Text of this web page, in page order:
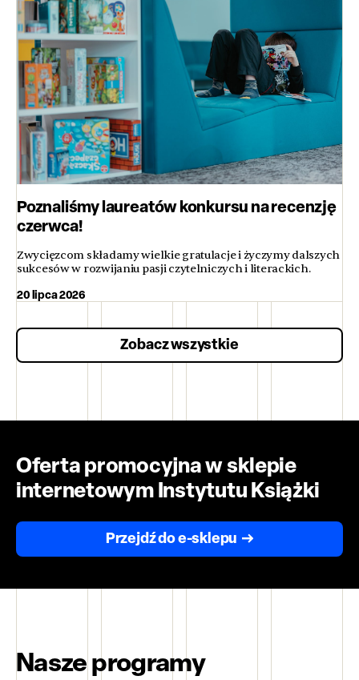
Poznaliśmy laureatów konkursu na recenzję
czerwca!
Zwycięzcom składamy wielkie gratulacje i życzymy dalszych
sukcesów w rozwijaniu pasji czytelniczych i literackich.
20 lipca 2026
Zobacz wszystkie
Oferta promocyjna w sklepie
internetowym Instytutu Książki
Przejdź do e-sklepu
Nasze programy